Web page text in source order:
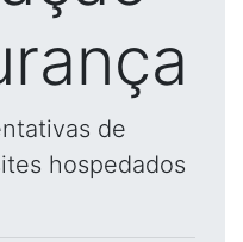
de
hospedados